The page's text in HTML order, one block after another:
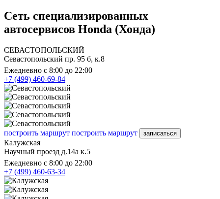
Сеть специализированных
автосервисов Honda (Хонда)
СЕВАСТОПОЛЬСКИЙ
Севастопольский пр. 95 б, к.8
Ежедневно с 8:00 до 22:00
+7 (499) 460-69-84
построить маршрут построить маршрут записаться
Калужская
Научный проезд д.14а к.5
Ежедневно с 8:00 до 22:00
+7 (499) 460-63-34